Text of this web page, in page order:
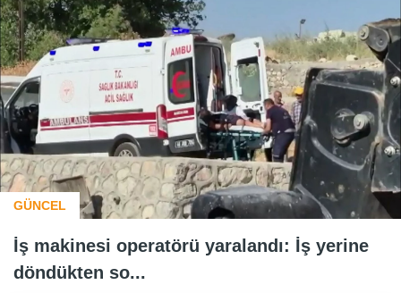
GÜNCEL
İş makinesi operatörü yaralandı: İş yerine
döndükten so...